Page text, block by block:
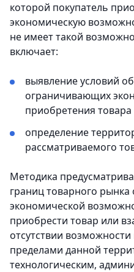
которой покупатель
экономическую
не имеет такой
включает:
выявление условий
ограничивающих
приобретения
определение
рассматриваемого
Методика
границ товарного рынка
экономической
приобрести товар или
отсутствии
пределами данной
технологическим,